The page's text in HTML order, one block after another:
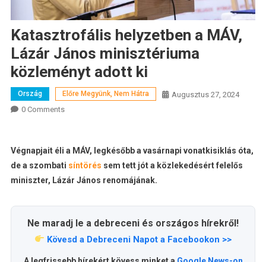
Katasztrofális helyzetben a MÁV,
Lázár János minisztériuma
közleményt adott ki
Ország Előre Megyünk, Nem Hátra
Augusztus 27, 2024
0 Comments
Végnapjait éli a MÁV, legkésőbb a vasárnapi vonatkisiklás óta,
de a szombati síntörés sem tett jót a közlekedésért felelős
miniszter, Lázár János renomájának.
Ne maradj le a debreceni és országos hírekről!
Kövesd a Debreceni Napot a Facebookon >>